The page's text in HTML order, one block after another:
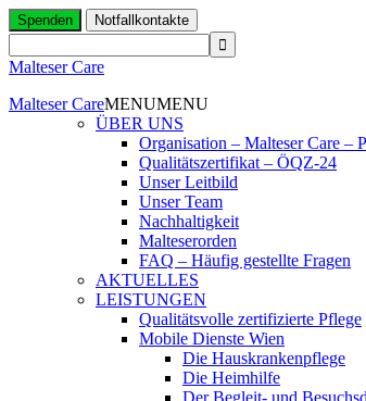
Spenden Notfallkontakte
Malteser Care
Malteser CareMENUMENU
ÜBER UNS
Organisation – Malteser Care –
Qualitätszertifikat – ÖQZ-24
Unser Leitbild
Unser Team
Nachhaltigkeit
Malteserorden
FAQ – Häufig gestellte Fragen
AKTUELLES
LEISTUNGEN
Qualitätsvolle zertifizierte Pflege
Mobile Dienste Wien
Die Hauskrankenpflege
Die Heimhilfe
Der Begleit- und